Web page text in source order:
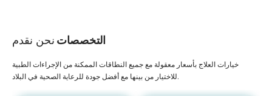
التخصصات نحن نقدم
خيارات العلاج بأسعار معقولة مع جميع النطاقات الممكنة من الإجراءات الطبية
للاختيار من بينها مع أفضل جودة للرعاية الصحية في البلاد.